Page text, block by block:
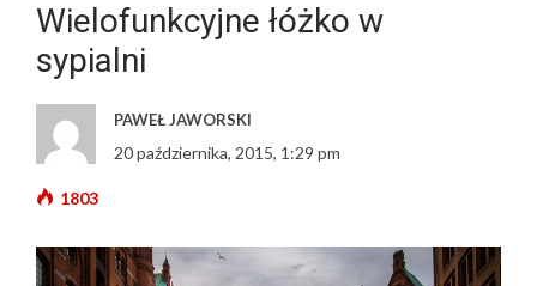
Wielofunkcyjne łóżko w
sypialni
PAWEŁ JAWORSKI
20 października, 2015, 1:29 pm
1803